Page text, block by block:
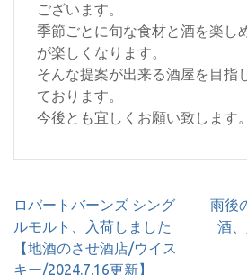
ございます。
季節ごとに旬な食材と酒を楽し
が楽しくなります。
そんな提案が出来る酒屋を目指
ております。
今後とも宜しくお願い致します。
投
稿
ナ
ビ
ロバートバーンズ シング
ルモルト、入荷しました
【地酒のさせ酒店/ウイス
キー/2024.7.16更新】
雨後
酒